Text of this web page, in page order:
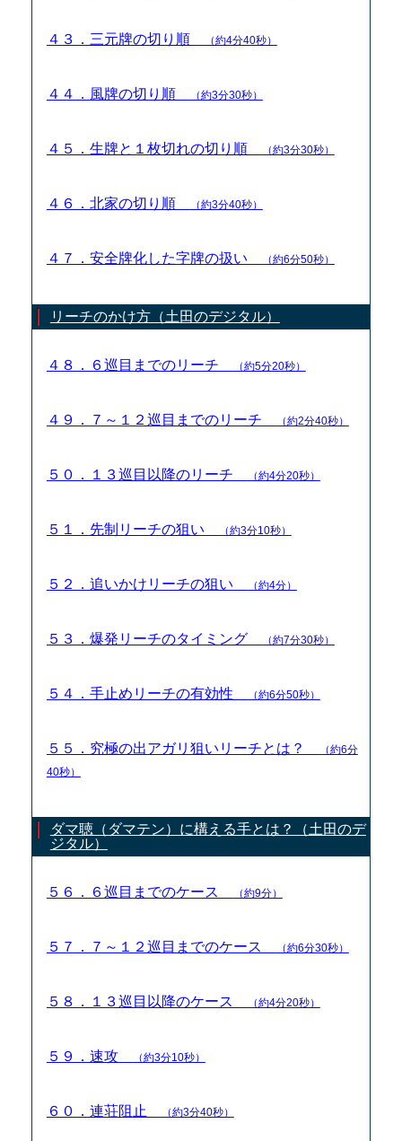
４３．三元牌の切り順 （約4分40秒）
４４．風牌の切り順 （約3分30秒）
４５．生牌と１枚切れの切り順 （約3分30秒）
４６．北家の切り順 （約3分40秒）
４７．安全牌化した字牌の扱い （約6分50秒）
リーチのかけ方（土田のデジタル）
４８．６巡目までのリーチ （約5分20秒）
４９．７～１２巡目までのリーチ （約2分40秒）
５０．１３巡目以降のリーチ （約4分20秒）
５１．先制リーチの狙い （約3分10秒）
５２．追いかけリーチの狙い （約4分）
５３．爆発リーチのタイミング （約7分30秒）
５４．手止めリーチの有効性 （約6分50秒）
５５．究極の出アガリ狙いリーチとは？
（約6分
40秒）
ダマ聴（ダマテン）に構える手とは？（土田のデ
ジタル）
５６．６巡目までのケース （約9分）
５７．７～１２巡目までのケース （約6分30秒）
５８．１３巡目以降のケース （約4分20秒）
５９．速攻 （約3分10秒）
６０．連荘阻止 （約3分40秒）